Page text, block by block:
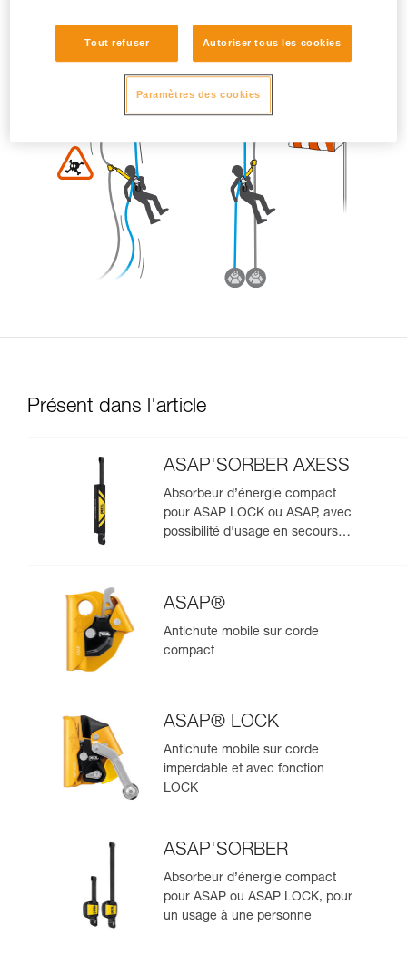
Présent dans l'article
ASAP'SORBER AXESS
Absorbeur d’énergie compact
pour ASAP LOCK ou ASAP, avec
possibilité d'usage en secours
ASAP®
Antichute mobile sur corde
compact
ASAP® LOCK
Antichute mobile sur corde
imperdable et avec fonction
LOCK
ASAP'SORBER
Absorbeur d’énergie compact
pour ASAP ou ASAP LOCK, pour
un usage à une personne
Tout refuser Autoriser tous les cookies
Paramètres des cookies